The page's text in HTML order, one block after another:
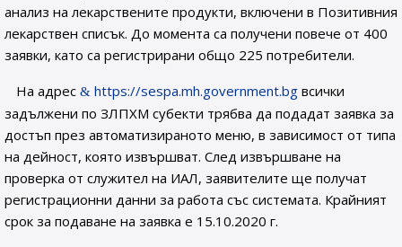
анализ на лекарствените продукти, включени в Позитивния
лекарствен списък. До момента са получени повече от 400
заявки, като са регистрирани общо 225 потребители.
На адрес
https://sespa.mh.government.bg всички
задължени по ЗЛПХМ субекти трябва да подадат заявка за
достъп през автоматизираното меню, в зависимост от типа
на дейност, която извършват. След извършване на
проверка от служител на ИАЛ, заявителите ще получат
регистрационни данни за работа със системата. Крайният
срок за подаване на заявка е 15.10.2020 г.